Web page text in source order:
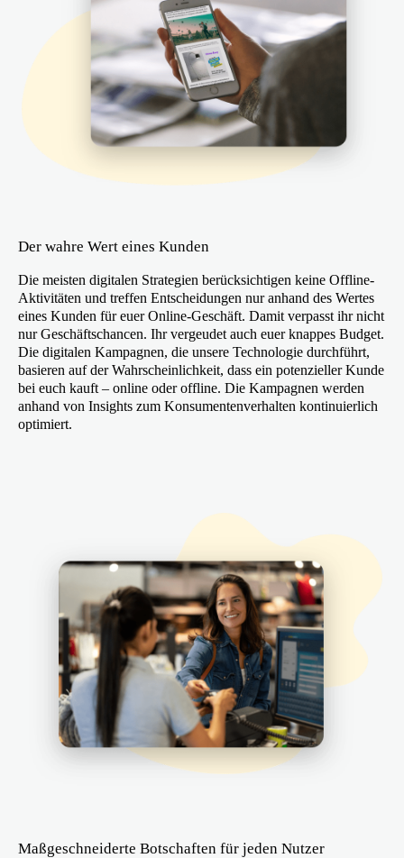
Der wahre Wert eines Kunden
Die meisten digitalen Strategien berücksichtigen keine Offline-
Aktivitäten und treffen Entscheidungen nur anhand des Wertes
eines Kunden für euer Online-Geschäft. Damit verpasst ihr nicht
nur Geschäftschancen. Ihr vergeudet auch euer knappes Budget.
Die digitalen Kampagnen, die unsere Technologie durchführt,
basieren auf der Wahrscheinlichkeit, dass ein potenzieller Kunde
bei euch kauft – online oder offline. Die Kampagnen werden
anhand von Insights zum Konsumentenverhalten kontinuierlich
optimiert.
Maßgeschneiderte Botschaften für jeden Nutzer